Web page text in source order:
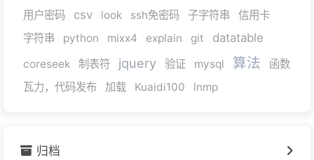
用户密码 csv look ssh免密码 子字符串
信用卡
字符串
python mixx4 explain git datatable
coreseek 制表符 jquery 验证 mysql 算法
函数
瓦力，代码发布
加载 Kuaidi100 lnmp
归档